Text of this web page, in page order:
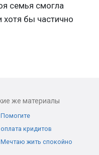
семья смогла
хотя бы частично
же материалы
Помогите
оплата кридитов
Мечтаю жить спокойно